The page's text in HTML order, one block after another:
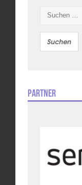
nach:
Partner